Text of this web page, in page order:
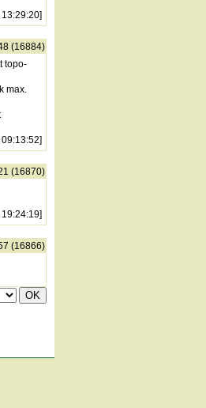
(16884)
topo-
max.
(16870)
(16866)